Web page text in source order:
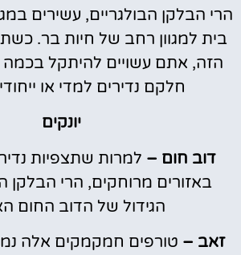
הרי הבלקן הבולגריים, עשירים
בית למגוון רחב של חיות בר.
הזה, אתם עשויים להיתקל בכמה
חלקם נדירים למדי או
יונקים
דוב חום – למרות שתצפיות
באזורים מרוחקים, הרי
הגידול של הדוב החום
זאב – טורפים חמקמקים אלה